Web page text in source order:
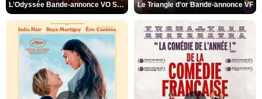
L'Odyssée Bande-annonce VO STFR Le Triangle d'or Bande-annonce VF